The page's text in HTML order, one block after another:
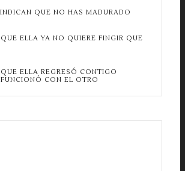
QUE NO HAS MADURADO
ELLA YA NO QUIERE FINGIR QUE
ELLA REGRESÓ CONTIGO
CON EL OTRO